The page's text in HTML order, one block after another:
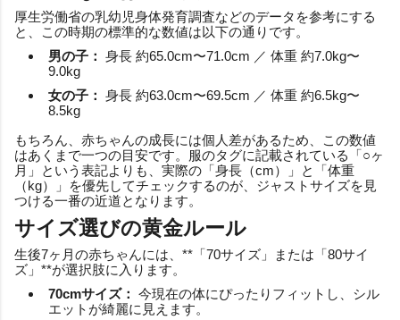
厚生労働省の乳幼児身体発育調査などのデータを参考にする
と、この時期の標準的な数値は以下の通りです。
男の子： 身長 約65.0cm〜71.0cm ／ 体重 約7.0kg〜
9.0kg
女の子： 身長 約63.0cm〜69.5cm ／ 体重 約6.5kg〜
8.5kg
もちろん、赤ちゃんの成長には個人差があるため、この数値
はあくまで一つの目安です。服のタグに記載されている「○ヶ
月」という表記よりも、実際の「身長（cm）」と「体重
（kg）」を優先してチェックするのが、ジャストサイズを見
つける一番の近道となります。
サイズ選びの黄金ルール
生後7ヶ月の赤ちゃんには、**「70サイズ」または「80サイ
ズ」**が選択肢に入ります。
70cmサイズ： 今現在の体にぴったりフィットし、シル
エットが綺麗に見えます。